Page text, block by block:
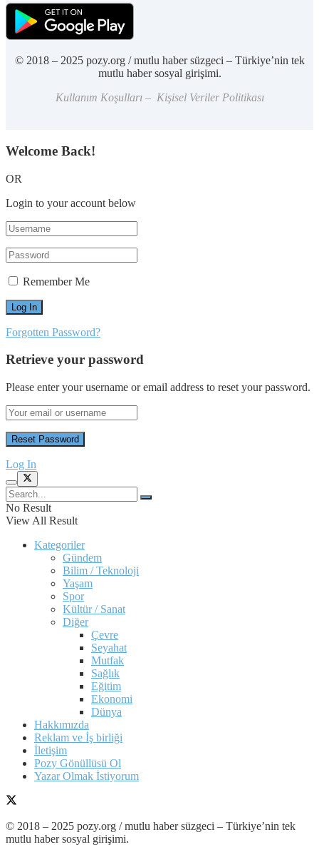
© 2018 – 2025 pozy.org / mutlu haber süzgeci – Türkiye’nin tek
mutlu haber sosyal girişimi.
Kullanım Koşulları – Kişisel Veriler Politikası
Welcome Back!
OR
Login to your account below
Remember Me
Forgotten Password?
Retrieve your password
Please enter your username or email address to reset your password.
Log In
No Result
View All Result
Kategoriler
Gündem
Bilim / Teknoloji
Yaşam
Spor
Kültür / Sanat
Diğer
Çevre
Seyahat
Mutfak
Sağlık
Eğitim
Ekonomi
Dünya
Hakkımızda
Reklam ve İş birliği
İletişim
Pozy Gönüllüsü Ol
Yazar Olmak İstiyorum
© 2018 – 2025 pozy.org / mutlu haber süzgeci – Türkiye’nin tek
mutlu haber sosyal girişimi.